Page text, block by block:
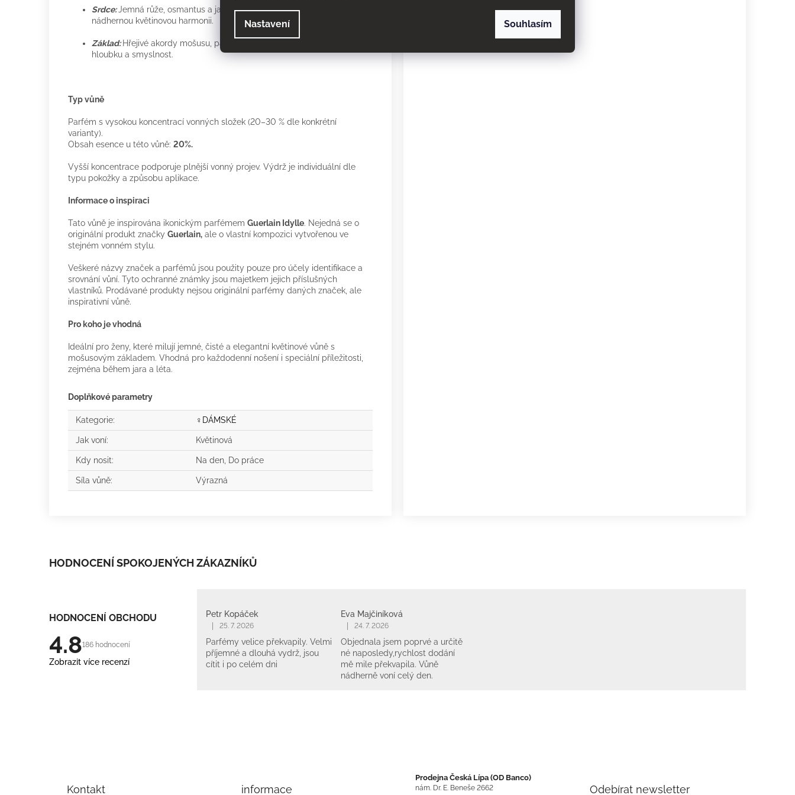
Nastavení Souhlasím
Srdce:Jemná růže, osmantus a jasmín, které do sebe promítnou
nádhernou květinovou harmonii.
Základ: Hřejivé akordy mošusu, pačuli a vanilky, které dodávají vůni
hloubku a smyslnost.
Typ vůně
Parfém s vysokou koncentrací vonných složek (20–30 % dle konkrétní
varianty).
Obsah esence u této vůně: 20%.
Vyšší koncentrace podporuje plnější vonný projev. Výdrž je individuální dle
typu pokožky a způsobu aplikace.
Informace o inspiraci
Tato vůně je inspirována ikonickým parfémem Guerlain Idylle. Nejedná se o
originální produkt značky Guerlain, ale o vlastní kompozici vytvořenou ve
stejném vonném stylu.
Veškeré názvy značek a parfémů jsou použity pouze pro účely identifikace a
srovnání vůní. Tyto ochranné známky jsou majetkem jejich příslušných
vlastníků. Prodávané produkty nejsou originální parfémy daných značek, ale
inspirativní vůně.
Pro koho je vhodná
Ideální pro ženy, které milují jemné, čisté a elegantní květinové vůně s
mošusovým základem. Vhodná pro každodenní nošení i speciální příležitosti,
zejména během jara a léta.
Doplňkové parametry
Kategorie: ♀️DÁMSKÉ
Jak voní: Květinová
Kdy nosit: Na den, Do práce
Síla vůně: Výrazná
HODNOCENÍ SPOKOJENÝCH ZÁKAZNÍKŮ
HODNOCENÍ OBCHODU
4.8186 hodnocení
Zobrazit více recenzí
Petr Kopáček
25. 7. 2026
Parfémy velice překvapily. Velmi
příjemné a dlouhá vydrž, jsou
cítit i po celém dni
Eva Majčiníková
24. 7. 2026
Objednala jsem poprvé a určitě
né naposledy,rychlost dodání
mě mile překvapila. Vůně
nádherně voní celý den.
Kontakt informace
Prodejna Česká Lípa (OD Banco)
nám. Dr. E. Beneše 2662
Odebírat newsletter